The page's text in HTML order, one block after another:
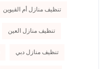
تنظيف منازل أم القيوين
تنظيف منازل العين
تنظيف منازل دبي